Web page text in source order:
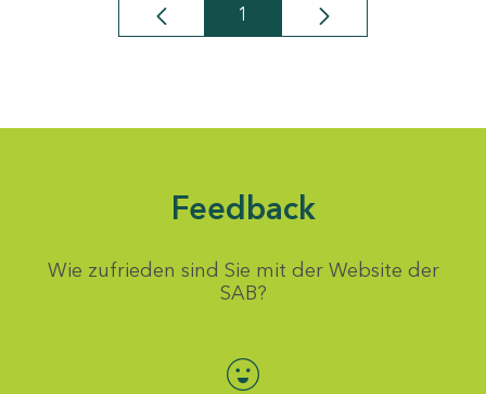
Seite
1
Feedback
Wie zufrieden sind Sie mit der Website der
SAB?
Bewertung auswählen